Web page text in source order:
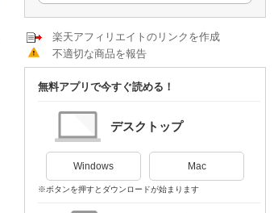
推し楽
楽天アフィリエイトのリンクを作成
不適切な商品を報告
無料アプリで今すぐ読める！
デスクトップ
Windows Mac
※ボタンを押すとダウンロードが始まります